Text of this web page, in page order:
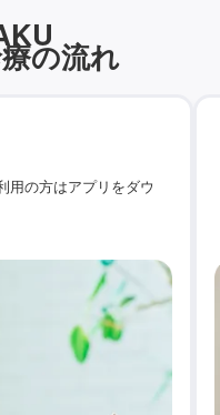
の流れ
用の方はアプリをダウ